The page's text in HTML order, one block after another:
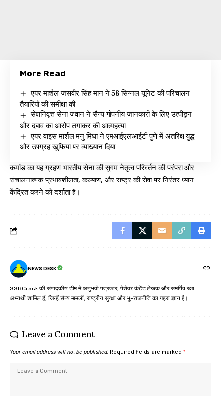
More Read
एयर मार्शल जसवीर सिंह मान ने 58 सिग्नल यूनिट की परिचालन
तैयारियों की समीक्षा की
सेवानिवृत्त सेना जवान ने सैन्य गोपनीय जानकारी के लिए उत्पीड़न
और दबाव का आरोप लगाकर की आत्महत्या
एयर वाइस मार्शल मनु मिधा ने एमआईएलआईटी पुणे में अंतरिक्ष युद्ध
और उपग्रह खुफिया पर व्याख्यान दिया
कमांड का यह ग्रहण भारतीय सेना की सुगम नेतृत्व परिवर्तन की परंपरा और
संचालनात्मक प्रभावशीलता, कल्याण, और राष्ट्र की सेवा पर निरंतर ध्यान
केंद्रित करने को दर्शाता है।
NEWS DESK
SSBCrack की संपादकीय टीम में अनुभवी पत्रकार, पेशेवर कंटेंट लेखक और समर्पित रक्षा
अभ्यर्थी शामिल हैं, जिन्हें सैन्य मामलों, राष्ट्रीय सुरक्षा और भू-राजनीति का गहरा ज्ञान है।
Leave a Comment
Your email address will not be published. Required fields are marked *